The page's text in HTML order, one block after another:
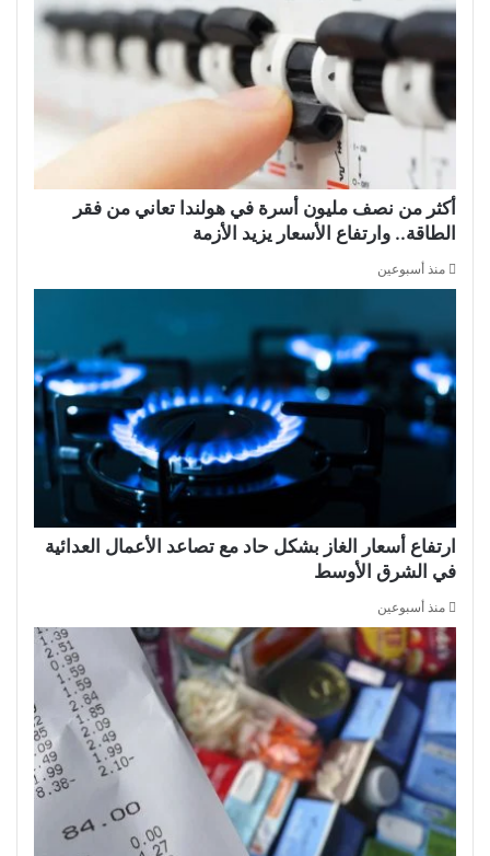
أكثر من نصف مليون أسرة في هولندا تعاني من فقر
الطاقة.. وارتفاع الأسعار يزيد الأزمة
منذ أسبوعين
ارتفاع أسعار الغاز بشكل حاد مع تصاعد الأعمال العدائية
في الشرق الأوسط
منذ أسبوعين